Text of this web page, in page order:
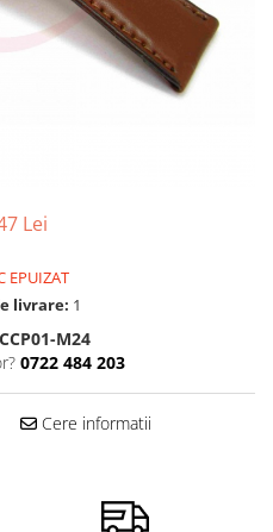
Lei
EPUIZAT
livrare: 1
CCP01-M24
0722 484 203
Cere informatii